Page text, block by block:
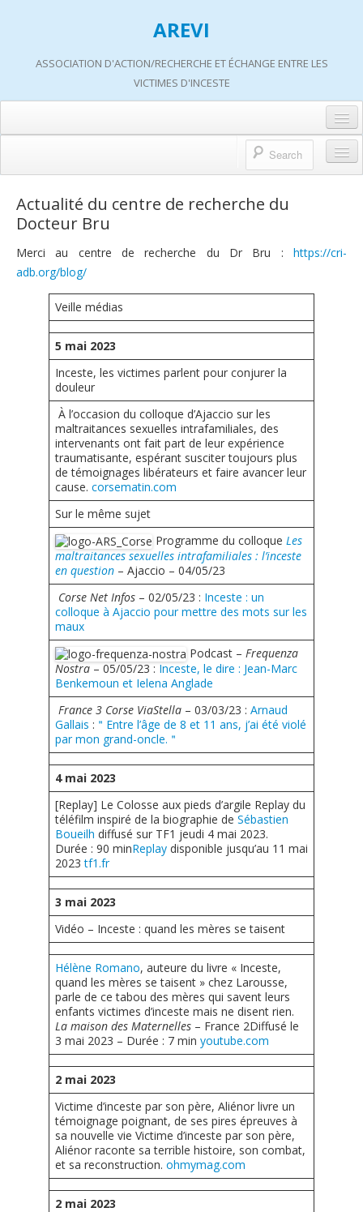
AREVI
ASSOCIATION D'ACTION/RECHERCHE ET ÉCHANGE ENTRE LES
VICTIMES D'INCESTE
A propos d’AREVI
Les groupes de paroles
S’informer
Adhérer
Nous soutenir
Nous contacter
Politique de cookies (UE)
A propos d’AREVI
Qui sommes-nous ?
Historique de nos actions
Travaux AREVI
Adhérer
Pour les bénévoles
Nous faire connaître
Dépliant de présentation
Les groupes de paroles
Fonctionnement des groupes de parole
Groupes de parole à Paris
Groupes de parole à Rouen
Groupes de parole à Toulouse
Groupes de parole en distanciel/visioconférence
Compte rendu des groupes de paroles
Thèmes abordés lors des groupes de parole
Les ateliers
Présentation des ateliers thématiques
Ateliers Soraya de Moura
Ateliers Dorothée Dussy
Ateliers 2009
S’informer
Rappel lois et prescription
Quelques sites internet
Ressources d’aide
Les organismes de défense et de protection de l’enfance
Témoignages
Vidéos – Films – Bibliographie
Evénements
Campagnes
Adhérer
Actualité du centre de recherche du
Docteur Bru
Merci au centre de recherche du Dr Bru : https://cri-
adb.org/blog/
Veille médias
5 mai 2023
Inceste, les victimes parlent pour conjurer la
douleur
À l’occasion du colloque d’Ajaccio sur les
maltraitances sexuelles intrafamiliales, des
intervenants ont fait part de leur expérience
traumatisante, espérant susciter toujours plus
de témoignages libérateurs et faire avancer leur
cause. corsematin.com
Sur le même sujet
Programme du colloque Les
maltraitances sexuelles intrafamiliales : l’inceste
en question – Ajaccio – 04/05/23
Corse Net Infos – 02/05/23 : Inceste : un
colloque à Ajaccio pour mettre des mots sur les
maux
Podcast – Frequenza
Nostra – 05/05/23 : Inceste, le dire : Jean-Marc
Benkemoun et Ielena Anglade
France 3 Corse ViaStella – 03/03/23 : Arnaud
Gallais : ＂Entre l’âge de 8 et 11 ans, j’ai été violé
par mon grand-oncle.＂
4 mai 2023
[Replay] Le Colosse aux pieds d’argile Replay du
téléfilm inspiré de la biographie de Sébastien
Boueilh diffusé sur TF1 jeudi 4 mai 2023.
Durée : 90 minReplay disponible jusqu’au 11 mai
2023tf1.fr
3 mai 2023
Vidéo – Inceste : quand les mères se taisent
Hélène Romano, auteure du livre « Inceste,
quand les mères se taisent » chez Larousse,
parle de ce tabou des mères qui savent leurs
enfants victimes d’inceste mais ne disent rien.
La maison des Maternelles – France 2Diffusé le
3 mai 2023 – Durée : 7 min youtube.com
2 mai 2023
Victime d’inceste par son père, Aliénor livre un
témoignage poignant, de ses pires épreuves à
sa nouvelle vie Victime d’inceste par son père,
Aliénor raconte sa terrible histoire, son combat,
et sa reconstruction. ohmymag.com
2 mai 2023